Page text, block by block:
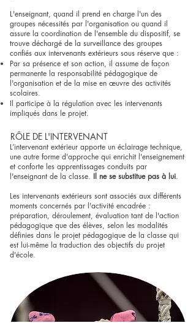
L'enseignant, quand il prend en charge l'un des
groupes nécessités par l'organisation ou quand il
assure la coordination de l'ensemble du dispositif, se
trouve déchargé de la surveillance des groupes
confiés aux intervenants extérieurs sous réserve que :
Par sa présence et son action, il assume de façon
permanente la responsabilité pédagogique de
l'organisation et de la mise en œuvre des activités
scolaires.
Il participe à la régulation avec les intervenants
impliqués dans le projet.​
RÔLE DE L'INTERVENANT
L’intervenant extérieur apporte un éclairage technique,
une autre forme d'approche qui enrichit l'enseignement
et conforte les apprentissages conduits par
l'enseignant de la classe. Il ne se substitue pas à lui.
Les intervenants extérieurs sont associés aux différents
moments concernés par l'activité encadrée :
préparation, déroulement, évaluation tant de l'action
pédagogique que des élèves, selon les modalités
définies dans le projet pédagogique de la classe qui
est lui-même la traduction des objectifs du projet
d'école.